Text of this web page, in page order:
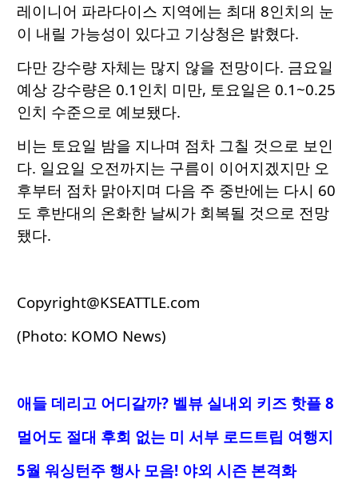
레이니어 파라다이스 지역에는 최대 8인치의 눈
이 내릴 가능성이 있다고 기상청은 밝혔다.
다만 강수량 자체는 많지 않을 전망이다. 금요일
예상 강수량은 0.1인치 미만, 토요일은 0.1~0.25
인치 수준으로 예보됐다.
비는 토요일 밤을 지나며 점차 그칠 것으로 보인
다. 일요일 오전까지는 구름이 이어지겠지만 오
후부터 점차 맑아지며 다음 주 중반에는 다시 60
도 후반대의 온화한 날씨가 회복될 것으로 전망
됐다.
Copyright@KSEATTLE.com
(Photo: KOMO News)
애들 데리고 어디갈까? 벨뷰 실내외 키즈 핫플 8
멀어도 절대 후회 없는 미 서부 로드트립 여행지
5월 워싱턴주 행사 모음! 야외 시즌 본격화